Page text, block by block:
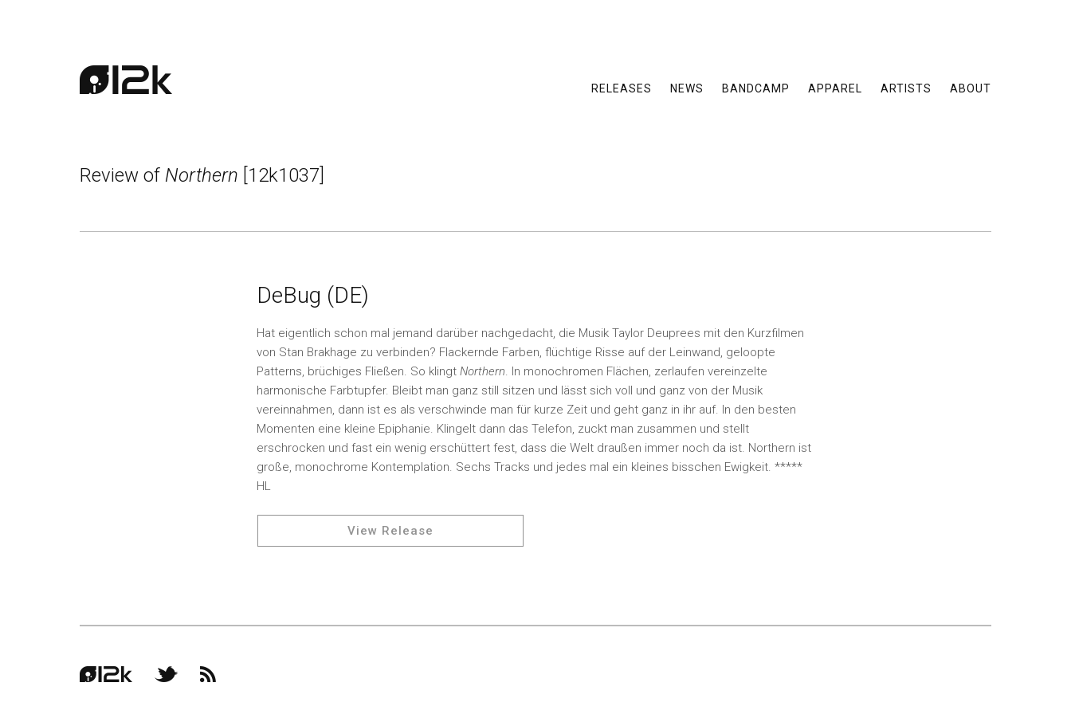
RELEASES NEWS BANDCAMP APPAREL ARTISTS ABOUT
Review of Northern [12k1037]
DeBug (DE)
Hat eigentlich schon mal jemand darüber nachgedacht, die Musik Taylor Deuprees mit den Kurzfilmen
von Stan Brakhage zu verbinden? Flackernde Farben, flüchtige Risse auf der Leinwand, geloopte
Patterns, brüchiges Fließen. So klingt Northern. In monochromen Flächen, zerlaufen vereinzelte
harmonische Farbtupfer. Bleibt man ganz still sitzen und lässt sich voll und ganz von der Musik
vereinnahmen, dann ist es als verschwinde man für kurze Zeit und geht ganz in ihr auf. In den besten
Momenten eine kleine Epiphanie. Klingelt dann das Telefon, zuckt man zusammen und stellt
erschrocken und fast ein wenig erschüttert fest, dass die Welt draußen immer noch da ist. Northern ist
große, monochrome Kontemplation. Sechs Tracks und jedes mal ein kleines bisschen Ewigkeit. *****
HL
View Release